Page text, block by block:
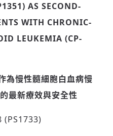
AS SECOND-
WITH CHRONIC-
LEUKEMIA (CP-
為慢性髓細胞白血病慢
最新療效與安全性
(PS1733)